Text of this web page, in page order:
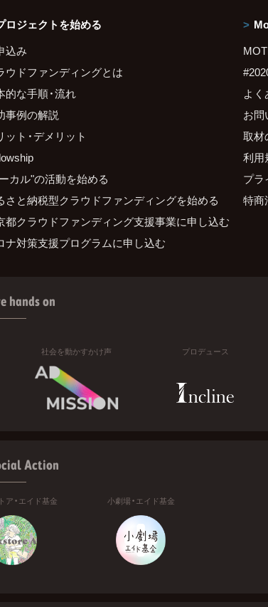
ロジェクトを始める
込み
ウドファンディングとは
的な手順・流れ
事例の解説
ット・デメリット
カル"の活動を始める
さと納税型クラウドファンディングを始める
都クラウドファンディング支援事業に申し込む
ナ対策支援プログラムに申し込む
よ
お問
取材
利用
プラ
特商
hands on
社会を動かすかけ声 プロデュース
Action
ア・エイド基金 小劇場・エイド基金